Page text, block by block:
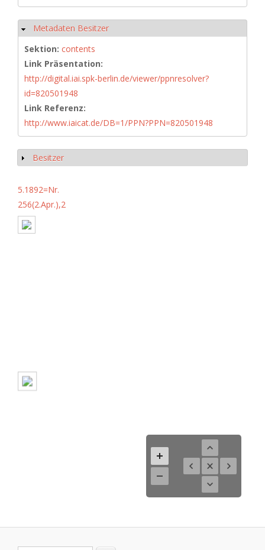
Ausblenden
Metadaten Besitzer
Sektion: contents
Link Präsentation:
http://digital.iai.spk-berlin.de/viewer/ppnresolver?
id=820501948
Link Referenz:
http://www.iaicat.de/DB=1/PPN?PPN=820501948
Anzeigen
Besitzer
5.1892=Nr.
256(2.Apr.),2